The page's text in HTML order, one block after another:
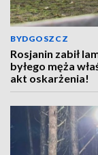
BYDGOSZCZ
Rosjanin zabił
byłego męża
akt oskarżenia!